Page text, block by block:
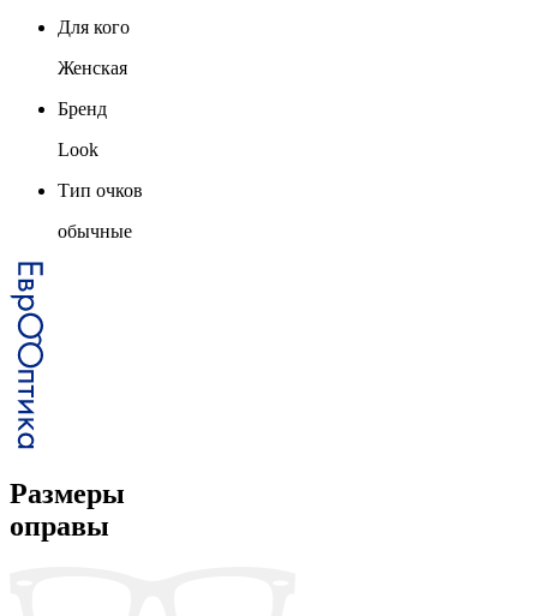
Для кого
Женская
Бренд
Look
Тип очков
обычные
Размеры
оправы